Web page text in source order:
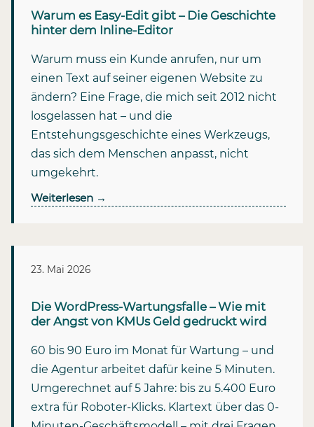
Warum es Easy-Edit gibt – Die Geschichte
hinter dem Inline-Editor
Warum muss ein Kunde anrufen, nur um
einen Text auf seiner eigenen Website zu
ändern? Eine Frage, die mich seit 2012 nicht
losgelassen hat – und die
Entstehungsgeschichte eines Werkzeugs,
das sich dem Menschen anpasst, nicht
umgekehrt.
Weiterlesen →
23. Mai 2026
Die WordPress-Wartungsfalle – Wie mit
der Angst von KMUs Geld gedruckt wird
60 bis 90 Euro im Monat für Wartung – und
die Agentur arbeitet dafür keine 5 Minuten.
Umgerechnet auf 5 Jahre: bis zu 5.400 Euro
extra für Roboter-Klicks. Klartext über das 0-